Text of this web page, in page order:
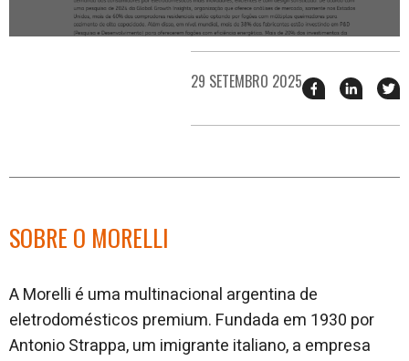
29 SETEMBRO 2025 Compartilhar
esse
no
esse
no
SOBRE O MORELLI
A Morelli é uma multinacional argentina de
eletrodomésticos premium. Fundada em 1930 por
Antonio Strappa, um imigrante italiano, a empresa